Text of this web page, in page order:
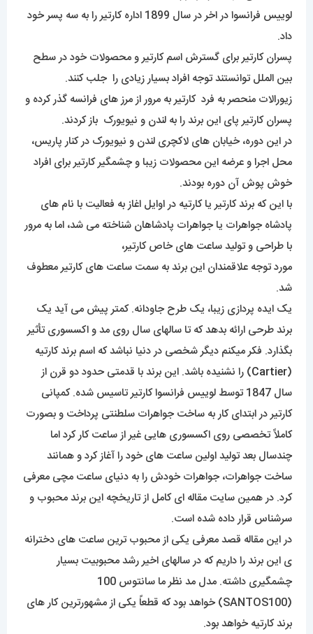
لوییس فرانسوا در اخر در سال 1899 اداره کارتیر را به سه پسر خود
داد.
پسران کارتیر برای گسترش اسم کارتیر و محصولات خود در سطح
بین الملل توانستند توجه افراد بسیار زیادی را جلب کنند.
زیورالات منحصر به فرد کارتیر به مرور از مرز های فرانسه گذر کرده و
پسران کارتیر پای این برند را به لندن و نیویورک باز کردند.
در این دوره، خیابان های لاکچری لندن و نیویورک در کنار پاریس،
محل اجرا و عرضه این محصولات زیبا و چشمگیر کارتیر برای افراد
خوش پوش آن دوره بودند.
با این که برند کارتیر یا کارتیه در اوایل اغاز به فعالیت با نام های
پادشاه جواهرات یا جواهرات پادشاهان شناخته می شد، اما به مرور
با طراحی و تولید ساعت های خاص کارتیر،
مورد توجه علاقمندان این برند به سمت ساعت های کارتیر معطوف
شد.
یک ایده پردازی زیبا، یک طرح جاودانه. کمتر پیش می آید یک
برند طرحی ارائه بدهد که تا سالهای سال روی مد و اکسسوری تأثیر
بگذارد. فکر میکنم دیگر شخصی در دنیا نباشد که اسم برند کارتیه
(
Cartier) را نشنیده باشد. این برند با قدمتی حدود دو قرن از
سال 1847 توسط لوییس فرانسوا کارتیر تاسیس شده. کمپانی
کارتیر در ابتدای کار به ساخت جواهرات سلطنتی پرداخت و بصورت
کاملاً تخصصی روی اکسسوری هایی غیر از ساعت کار کرد اما
چندسال بعد تولید اولین ساعت های خود را آغاز کرد و همانند
ساخت جواهرات، جواهرات خودش را به دنیای ساعت مچی معرفی
کرد. در همین سایت مقاله ای کامل از تاریخچه این برند محبوب و
سرشناس قرار داده شده است.
در این مقاله قصد معرفی یکی از محبوب ترین ساعت های دخترانه
ی این برند را داریم که در سالهای اخیر رشد محبوبیت بسیار
چشمگیری داشته. مدل مد نظر ما سانتوس 100
(SANTOS100) خواهد بود که قطعاً یکی از مشهورترین کار های
برند کارتیه خواهد بود.